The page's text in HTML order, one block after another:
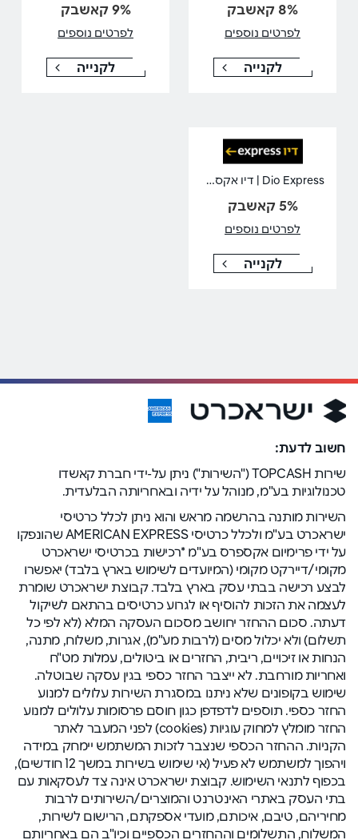
8% קאשבק
לפרטים נוספים
לקנייה
9% קאשבק
לפרטים נוספים
לקנייה
Dio Express | דיו אקספרס
5% קאשבק
לפרטים נוספים
לקנייה
חשוב לדעת:
שירות TOPCASH ("השירות") ניתן על-ידי חברת קאשדו
טכנולוגיות בע"מ, מנוהל על ידיה ובאחריותה הבלעדית.
השירות מותנה בהרשמה מראש והוא ניתן לכלל כרטיסי
ישראכרט בע"מ ולכלל כרטיסי AMERICAN EXPRESS שהונפקו
על ידי פרימיום אקספרס בע"מ *רכישות בכרטיסי ישראכרט
מקומי/דיירקט מקומי (המיועדים לשימוש בארץ בלבד) יאפשרו
לבצע רכישה בבתי עסק בארץ בלבד. קבוצת ישראכרט שומרת
לעצמה את הזכות להוסיף או לגרוע כרטיסים בהתאם לשיקול
דעתה. סכום ההחזר יחושב מסכום העסקה המלא (לא לפי כל
תשלום) ולא יכלול מסים (לרבות מע"מ), אגרות, משלוח, מתנה,
הנחות או זיכויים, ריבית, החזרים או ביטולים, עמלות מט"ח
ואחריות מורחבת. לא ייצבר החזר כספי בגין עסקה שבוטלה.
שימוש בקופונים שלא ניתנו במסגרת השירות עלולים למנוע
החזר כספי. תוספים לדפדפן כגון חוסם פרסומות עלולים למנוע
החזר מומלץ למחוק עוגיות (cookies) לפני המעבר לאתר
הקניות. ההחזר הכספי שנצבר לזכות המשתמש יימחק במידה
ויהפוך למשתמש לא פעיל (אי שימוש בשירות במשך 12 חודשים),
בכפוף לתנאי השימוש. קבוצת ישראכרט אינה צד לעסקאות עם
בתי העסק באתרי האינטרנט והמוצרים/השירותים לרבות
מחיריהם, טיבם, איכותם, מועדי אספקתם, הרישום לשירות,
המשלוח, התשלומים וההחזרים הכספיים וכיו"ב הם באחריותם